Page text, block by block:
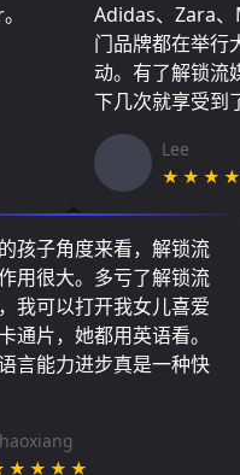
Adidas、Zara
门品牌都在举行
动。有了解锁流
下几次就享受到
Lee
孩子角度来看，解锁流
用很大。多亏了解锁流
我可以打开我女儿喜爱
通片，她都用英语看。
言能力进步真是一种快